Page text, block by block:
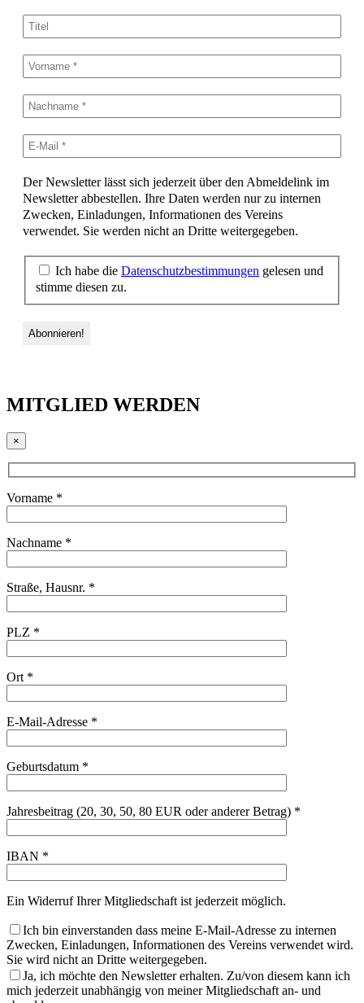
Der Newsletter lässt sich jederzeit über den Abmeldelink im
Newsletter abbestellen. Ihre Daten werden nur zu internen
Zwecken, Einladungen, Informationen des Vereins
verwendet. Sie werden nicht an Dritte weitergegeben.
Ich habe die Datenschutzbestimmungen gelesen und
stimme diesen zu.
MITGLIED WERDEN
×
Vorname *
Nachname *
Straße, Hausnr. *
PLZ *
Ort *
E-Mail-Adresse *
Geburtsdatum *
Jahresbeitrag (20, 30, 50, 80 EUR oder anderer Betrag) *
IBAN *
Ein Widerruf Ihrer Mitgliedschaft ist jederzeit möglich.
Ich bin einverstanden dass meine E-Mail-Adresse zu internen
Zwecken, Einladungen, Informationen des Vereins verwendet wird.
Sie wird nicht an Dritte weitergegeben.
Ja, ich möchte den Newsletter erhalten. Zu/von diesem kann ich
mich jederzeit unabhängig von meiner Mitgliedschaft an- und